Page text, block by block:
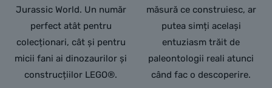
Jurassic World. Un număr
perfect atât pentru
colecționari, cât și pentru
micii fani ai dinozaurilor și
construcțiilor LEGO®.
măsură ce construiesc, ar
putea simți același
entuziasm trăit de
paleontologii reali atunci
când fac o descoperire.